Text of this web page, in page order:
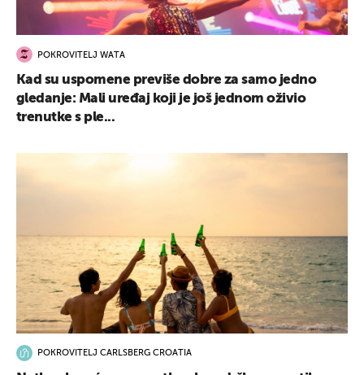
POKROVITELJ WATA
Kad su uspomene previše dobre za samo jedno
gledanje: Mali uređaj koji je još jednom oživio
trenutke s ple...
POKROVITELJ CARLSBERG CROATIA